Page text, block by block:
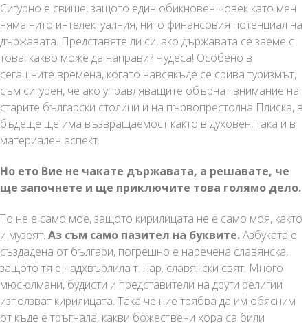
Сигурно е свише, защото един обикновен човек като мен
няма нито интелектуалния, нито финансовия потенциал на
държавата. Представяте ли си, ако държавата се заеме с
това, какво може да направи? Чудеса! Особено в
сегашните времена, когато навсякъде се срива туризмът,
съм сигурен, че ако управляващите обърнат внимание на
старите български столици и на първопрестолна Плиска, в
бъдеще ще има възвращаемост както в духовен, така и в
материален аспект.
Но ето Вие не чакате държавата, а решавате, че
ще започнете и ще приключите това голямо дело.
То не е само мое, защото кирилицата не е само моя, както
и музеят. Аз съм само пазител на буквите.Азбуката е
създадена от българи, погрешно е наречена славянска,
защото тя е надхвърлила т. нар. славянски свят. Много
мюсюлмани, будисти и представители на други религии
използват кирилицата. Така че ние трябва да им обясним
от къде е тръгнала, какви божествени хора са били